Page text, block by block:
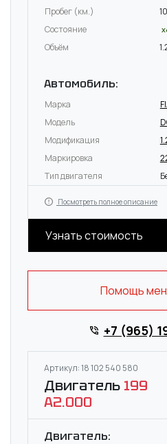
Пробег (км.)
Состояние
Объём
Автомобиль:
Марка
Модель
Модификация
Маркировка
Тип двигателя
Посмотреть полное описание
Узнать стоимость
Помощь
+7 (965)
Артикул: 18 102 540 580
Двигатель 199
A2.000
Двигатель: